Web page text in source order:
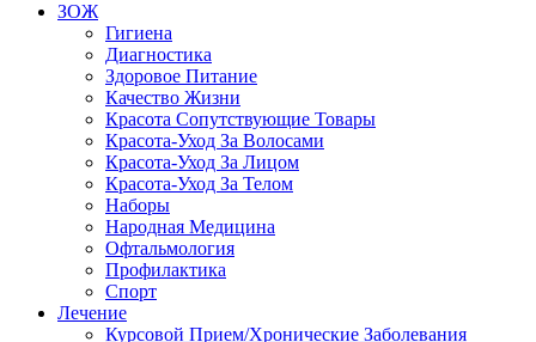
ЗОЖ
Гигиена
Диагностика
Здоровое Питание
Качество Жизни
Красота Сопутствующие Товары
Красота-Уход За Волосами
Красота-Уход За Лицом
Красота-Уход За Телом
Наборы
Народная Медицина
Офтальмология
Профилактика
Спорт
Лечение
Курсовой Прием/Хронические Заболевания